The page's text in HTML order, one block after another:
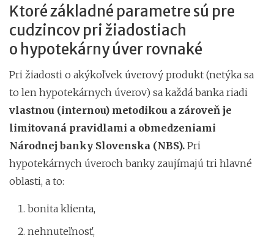
Ktoré základné parametre sú pre
cudzincov pri žiadostiach
o hypotekárny úver rovnaké
Pri žiadosti o akýkoľvek úverový produkt (netýka sa
to len hypotekárnych úverov) sa každá banka riadi
vlastnou (internou) metodikou a zároveň je
limitovaná pravidlami a obmedzeniami
Národnej banky Slovenska (NBS). Pri
hypotekárnych úveroch banky zaujímajú tri hlavné
oblasti, a to:
bonita klienta,
nehnuteľnosť,